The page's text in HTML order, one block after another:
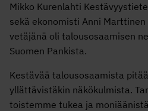
Mikko Kurenlahti
sekä ekonomisti Anni Marttinen
vetäjänä oli talousosaamisen
Suomen Pankista.
Kestävää talousosaamista
yllättävistäkin näkökulmista.
toistemme tukea ja